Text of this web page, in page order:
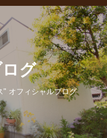
グ
" オフィシャルブログ